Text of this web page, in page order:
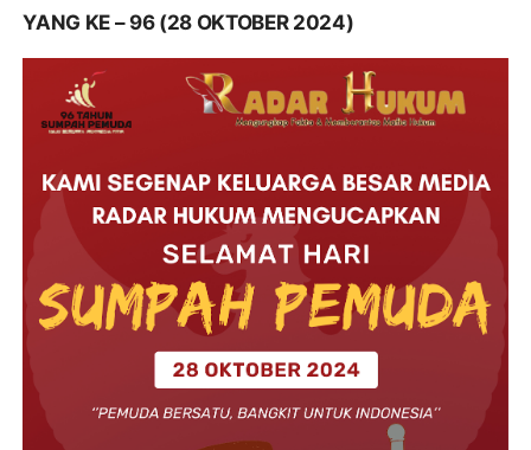
YANG KE – 96 (28 OKTOBER 2024)